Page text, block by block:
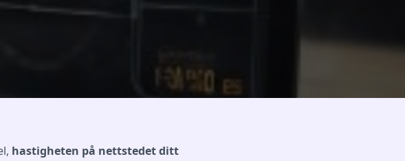
hastigheten på nettstedet ditt